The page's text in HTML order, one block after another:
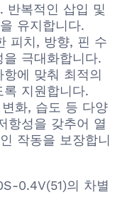
반복적인 삽입 및
유지합니다.
피치, 방향, 핀 수
극대화합니다.
에 맞춰 최적의
지원합니다.
화, 습도 등 다양
항성을 갖추어 열
작동을 보장합니
0.4V(51)의 차별